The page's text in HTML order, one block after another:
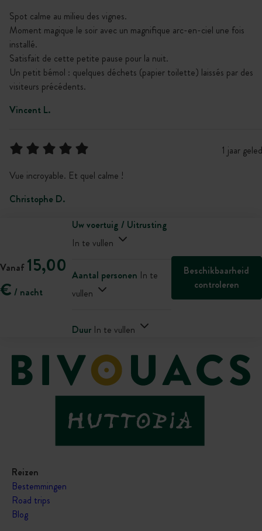
Spot calme au milieu des vignes.
Moment magique le soir avec un magnifique arc-en-ciel une fois
installé.
Satisfait de cette petite pause pour la nuit.
Un petit bémol : quelques déchets (papier toilette) laissés par des
visiteurs précédents.
Vincent L.
1 jaar
Vue incroyable. Et quel calme !
Christophe D.
Vanaf 15,00
€ / nacht
Uw voertuig / Uitrusting
In te vullen
Aantal personen In te
vullen
Duur In te vullen
Beschikbaarheid
controleren
Reizen
Bestemmingen
Road trips
Blog